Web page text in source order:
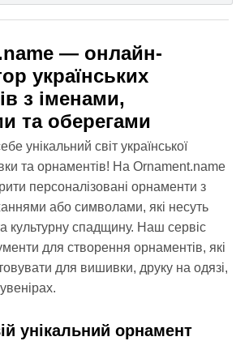
— онлайн-
українських
з іменами,
та оберегами
унікальний світ української
та орнаментів! На Ornament.name
персоналізовані орнаменти з
або символами, які несуть
культурну спадщину. Наш сервіс
для створення орнаментів, які
для вишивки, друку на одязі,
унікальний орнамент